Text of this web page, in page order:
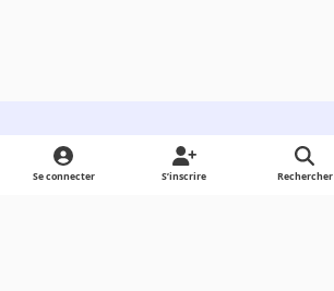
Light ModeDark ModeSystem Preference
Se connecter S’inscrire Rechercher